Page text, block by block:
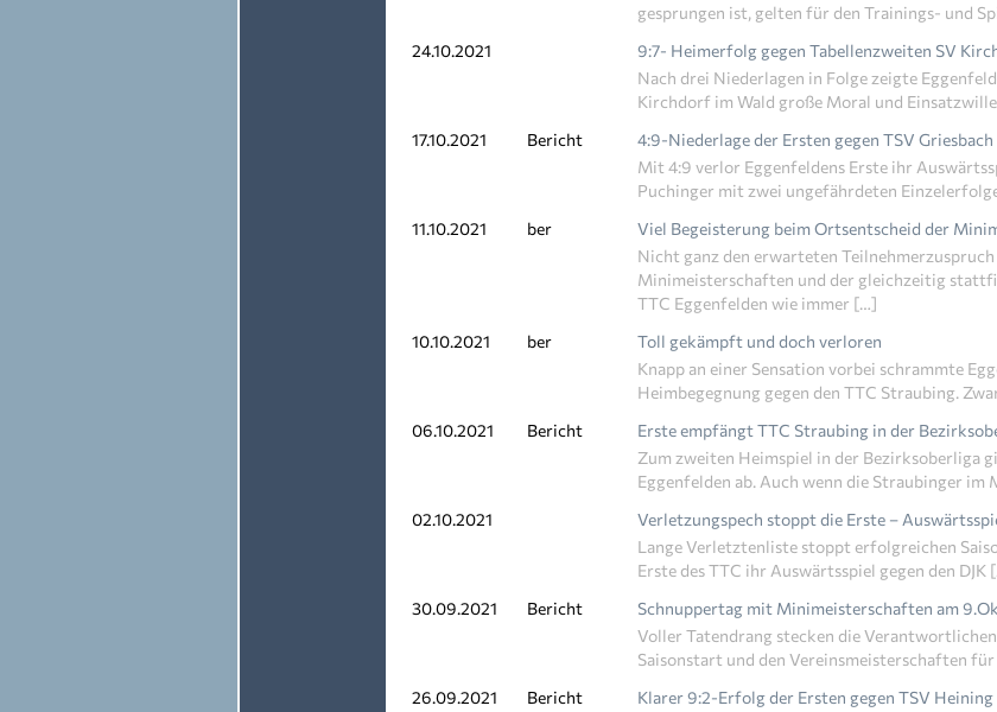
gesprungen ist, gelten für den Trainings- und
24.10.2021
9:7- Heimerfolg gegen Tabellenzweiten SV
Nach drei Niederlagen in Folge zeigte
Kirchdorf im Wald große Moral und
17.10.2021
Bericht
4:9-Niederlage der Ersten gegen TSV Griesbach
Mit 4:9 verlor Eggenfeldens Erste ihr
Puchinger mit zwei ungefährdeten
11.10.2021
ber
Viel Begeisterung beim Ortsentscheid der
Nicht ganz den erwarteten
Minimeisterschaften und der gleichzeitig
TTC Eggenfelden wie immer […]
10.10.2021
ber
Toll gekämpft und doch verloren
Knapp an einer Sensation vorbei schrammte
Heimbegegnung gegen den TTC Straubing.
06.10.2021
Bericht
Erste empfängt TTC Straubing in der
Zum zweiten Heimspiel in der Bezirksoberliga
Eggenfelden ab. Auch wenn die Straubinger im
02.10.2021
Verletzungspech stoppt die Erste –
Lange Verletztenliste stoppt erfolgreichen
Erste des TTC ihr Auswärtsspiel gegen den DJK
30.09.2021
Bericht
Schnuppertag mit Minimeisterschaften am
Voller Tatendrang stecken die
Saisonstart und den Vereinsmeisterschaften
26.09.2021
Bericht
Klarer 9:2-Erfolg der Ersten gegen TSV Heining